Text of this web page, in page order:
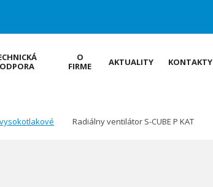
O
FIRME
AKTUALITY KONTAKTY
Radiálny ventilátor S-CUBE P KAT